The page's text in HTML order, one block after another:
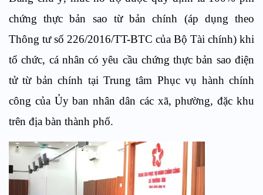
chứng thực bản sao từ bản chính (áp dụng theo
Thông tư số 226/2016/TT-BTC của Bộ Tài chính) khi
tổ chức, cá nhân có yêu cầu chứng thực bản sao điện
tử từ bản chính tại Trung tâm Phục vụ hành chính
công của Ủy ban nhân dân các xã, phường, đặc khu
trên địa bàn thành phố.